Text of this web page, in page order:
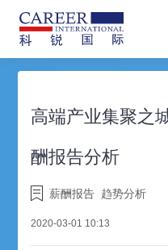
高端产业集聚之
酬报告分析
薪酬报告 趋势分析
2020-03-01 10:13